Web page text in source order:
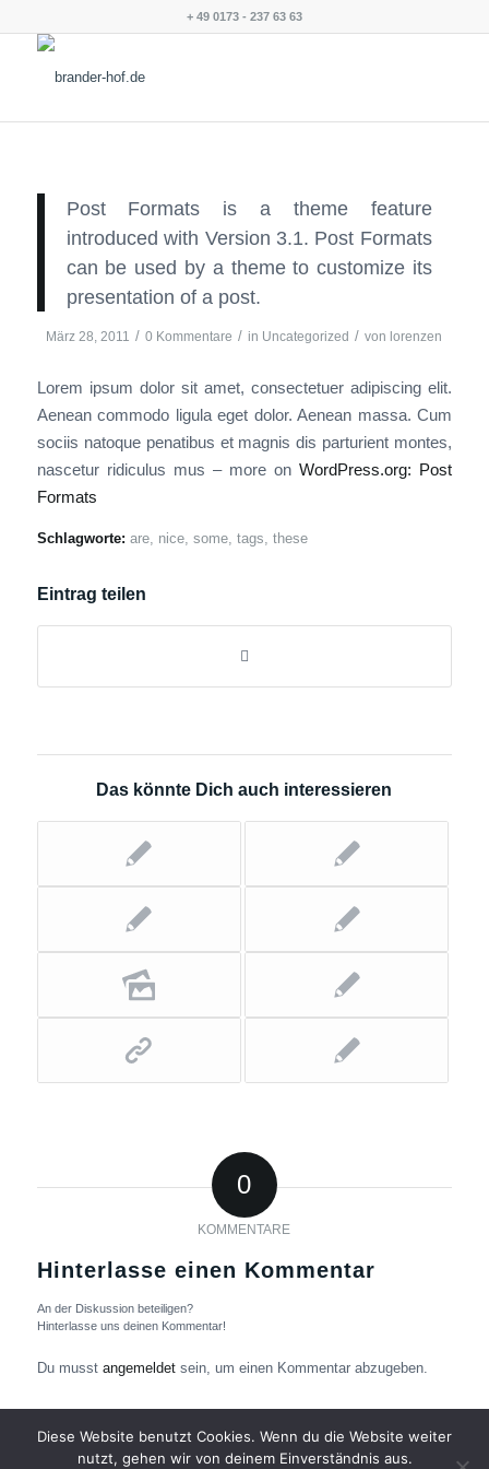
+ 49 0173 - 237 63 63
Post Formats is a theme feature
introduced with Version 3.1. Post Formats
can be used by a theme to customize its
presentation of a post.
März 28, 2011 / 0 Kommentare / in Uncategorized / von lorenzen
Lorem ipsum dolor sit amet, consectetuer adipiscing elit.
Aenean commodo ligula eget dolor. Aenean massa. Cum
sociis natoque penatibus et magnis dis parturient montes,
nascetur ridiculus mus – more onWordPress.org: Post
Formats
Schlagworte: are, nice, some, tags these
Eintrag teilen
Das könnte Dich auch interessieren
0
KOMMENTARE
Hinterlasse einen Kommentar
An der Diskussion beteiligen?
Hinterlasse uns deinen Kommentar!
Du musst angemeldetsein, um einen Kommentar abzugeben.
Diese Website benutzt Cookies. Wenn du die Website weiter
nutzt, gehen wir von deinem Einverständnis aus.